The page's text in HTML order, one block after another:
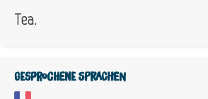
Tea.
Gesprochene Sprachen